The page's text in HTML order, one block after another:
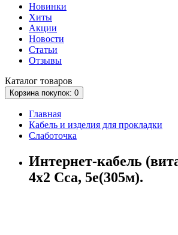
Новинки
Хиты
Акции
Новости
Статьи
Отзывы
Каталог товаров
Корзина покупок: 0
Главная
Кабель и изделия для прокладки
Слаботочка
Интернет-кабель
4х2 Сса, 5е(305м).